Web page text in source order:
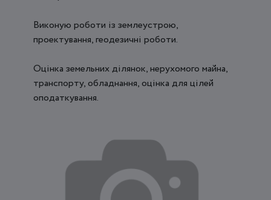
Виконую роботи із землеустрою,
проектування, геодезичні роботи.
Оцінка земельних ділянок, нерухомого майна,
транспорту, обладнання, оцінка для цілей
оподаткування.